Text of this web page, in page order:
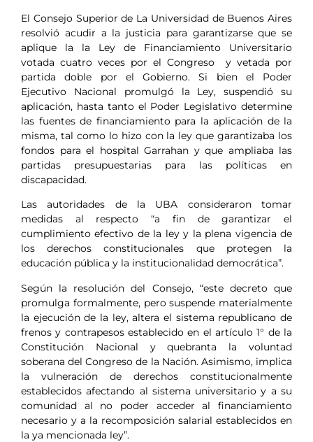
El Consejo Superior de La Universidad de Buenos Aires
resolvió acudir a la justicia para garantizarse que se
aplique la la Ley de Financiamiento Universitario
votada cuatro veces por el Congreso y vetada por
partida doble por el Gobierno. Si bien el Poder
Ejecutivo Nacional promulgó la Ley, suspendió su
aplicación, hasta tanto el Poder Legislativo determine
las fuentes de financiamiento para la aplicación de la
misma, tal como lo hizo con la ley que garantizaba los
fondos para el hospital Garrahan y que ampliaba las
partidas presupuestarias para las políticas en
discapacidad.
Las autoridades de la UBA consideraron tomar
medidas al respecto “a fin de garantizar el
cumplimiento efectivo de la ley y la plena vigencia de
los derechos constitucionales que protegen la
educación pública y la institucionalidad democrática”.
Según la resolución del Consejo, “este decreto que
promulga formalmente, pero suspende materialmente
la ejecución de la ley, altera el sistema republicano de
frenos y contrapesos establecido en el artículo 1° de la
Constitución Nacional y quebranta la voluntad
soberana del Congreso de la Nación. Asimismo, implica
la vulneración de derechos constitucionalmente
establecidos afectando al sistema universitario y a su
comunidad al no poder acceder al financiamiento
necesario y a la recomposición salarial establecidos en
la ya mencionada ley”.